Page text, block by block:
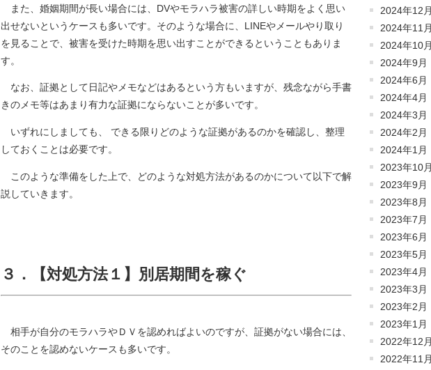
また、婚姻期間が長い場合には、DVやモラハラ被害の詳しい時期をよく思い
出せないというケースも多いです。そのような場合に、LINEやメールやり取り
を見ることで、被害を受けた時期を思い出すことができるということもありま
す。
なお、証拠として日記やメモなどはあるという方もいますが、残念ながら手書
きのメモ等はあまり有力な証拠にならないことが多いです。
いずれにしましても、 できる限りどのような証拠があるのかを確認し、整理
しておくことは必要です。
このような準備をした上で、どのような対処方法があるのかについて以下で解
説していきます。
３．【対処方法１】別居期間を稼ぐ
相手が自分のモラハラやＤＶを認めればよいのですが、証拠がない場合には、
そのことを認めないケースも多いです。
2024年12月
2024年11月
2024年10月
2024年9月
2024年6月
2024年4月
2024年3月
2024年2月
2024年1月
2023年10月
2023年9月
2023年8月
2023年7月
2023年6月
2023年5月
2023年4月
2023年3月
2023年2月
2023年1月
2022年12月
2022年11月